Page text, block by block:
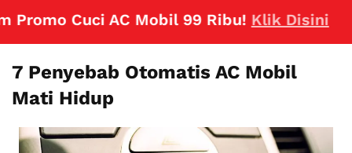
Cuci AC Mobil 99 Ribu!Klik Disini
7 Penyebab Otomatis AC Mobil
Mati Hidup